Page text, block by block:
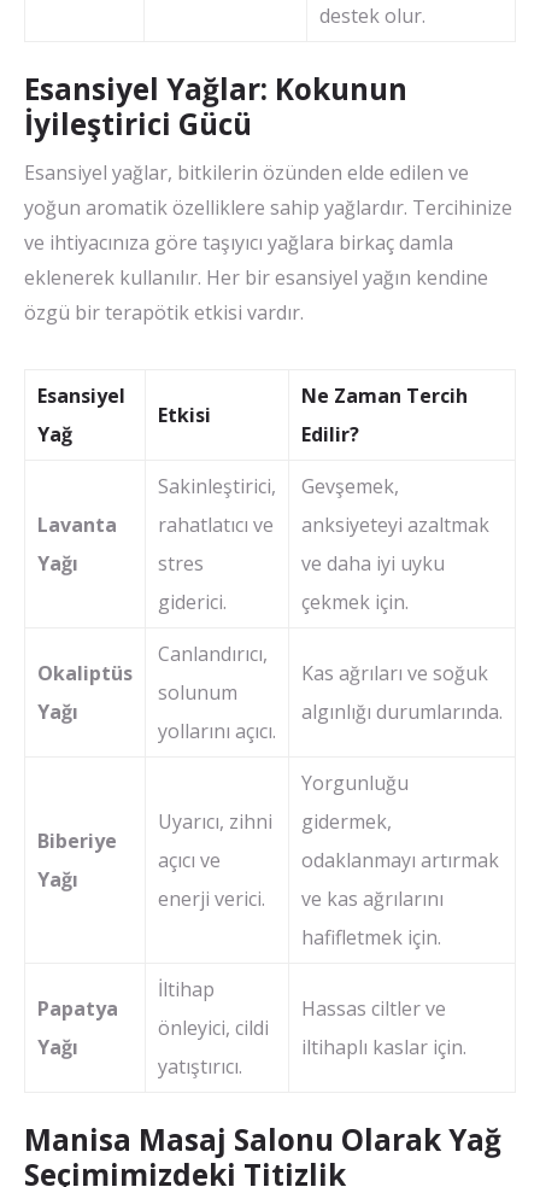
destek olur.
Esansiyel Yağlar: Kokunun
İyileştirici Gücü
Esansiyel yağlar, bitkilerin özünden elde edilen ve
yoğun aromatik özelliklere sahip yağlardır. Tercihinize
ve ihtiyacınıza göre taşıyıcı yağlara birkaç damla
eklenerek kullanılır. Her bir esansiyel yağın kendine
özgü bir terapötik etkisi vardır.
Esansiyel
Yağ
Etkisi
Ne Zaman Tercih
Edilir?
Lavanta
Yağı
Sakinleştirici,
rahatlatıcı ve
stres
giderici.
Gevşemek,
anksiyeteyi azaltmak
ve daha iyi uyku
çekmek için.
Okaliptüs
Yağı
Canlandırıcı,
solunum
yollarını açıcı.
Kas ağrıları ve soğuk
algınlığı durumlarında.
Biberiye
Yağı
Uyarıcı, zihni
açıcı ve
enerji verici.
Yorgunluğu
gidermek,
odaklanmayı artırmak
ve kas ağrılarını
hafifletmek için.
Papatya
Yağı
İltihap
önleyici, cildi
yatıştırıcı.
Hassas ciltler ve
iltihaplı kaslar için.
Manisa Masaj Salonu Olarak Yağ
Seçimimizdeki Titizlik